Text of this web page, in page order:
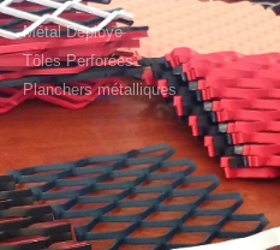
Métal Déployé
Tôles Perforées
Planchers métalliques